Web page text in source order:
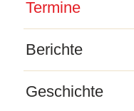
Termine
Berichte
Geschichte